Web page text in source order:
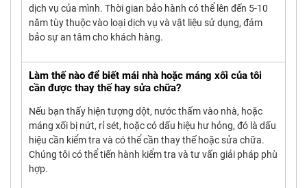
dịch vụ của mình. Thời gian bảo hành có thể lên đến 5-10
năm tùy thuộc vào loại dịch vụ và vật liệu sử dụng, đảm
bảo sự an tâm cho khách hàng.
Làm thế nào để biết mái nhà hoặc máng xối của tôi
cần được thay thế hay sửa chữa?
Nếu bạn thấy hiện tượng dột, nước thấm vào nhà, hoặc
máng xối bị nứt, rỉ sét, hoặc có dấu hiệu hư hỏng, đó là dấu
hiệu cần kiểm tra và có thể cần thay thế hoặc sửa chữa.
Chúng tôi có thể tiến hành kiểm tra và tư vấn giải pháp phù
hợp.